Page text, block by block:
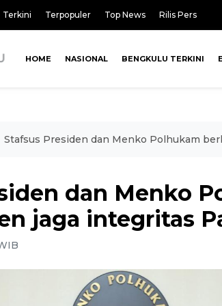
Terkini Terpopuler Top News Rilis Pers
HOME NASIONAL BENGKULU TERKINI
Stafsus Presiden dan Menko Polhukam
dan Menko
jaga integritas